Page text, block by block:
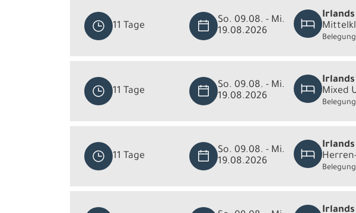
11 Tage
So. 09.08. - Mi.
19.08.2026
11 Tage
So. 09.08. - Mi.
19.08.2026
Mixed
11 Tage
So. 09.08. - Mi.
19.08.2026